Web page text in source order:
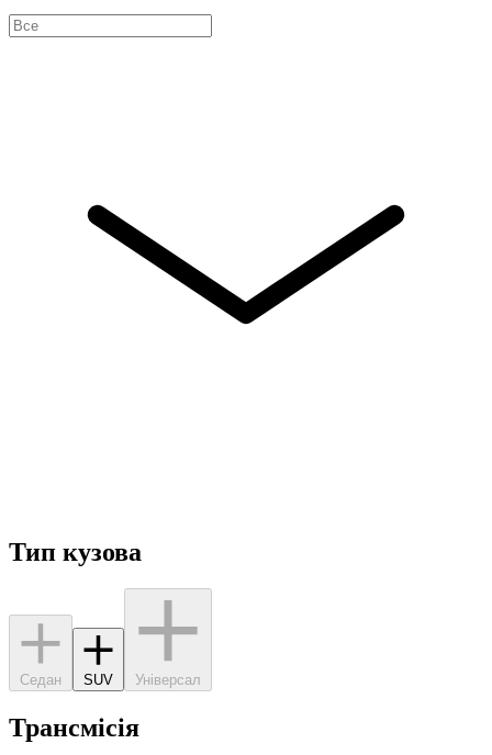
Тип кузова
Седан SUV Універсал
Трансмісія